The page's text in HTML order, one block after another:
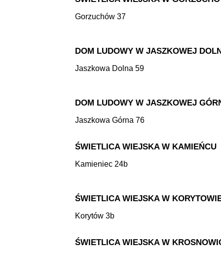
Gorzuchów 37
DOM LUDOWY W JASZKOWEJ
Jaszkowa Dolna 59
DOM LUDOWY W JASZKOWEJ
Jaszkowa Górna 76
ŚWIETLICA WIEJSKA W KAMIEŃCU
Kamieniec 24b
ŚWIETLICA WIEJSKA W
Korytów 3b
ŚWIETLICA WIEJSKA W